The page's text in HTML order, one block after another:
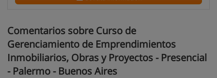
Comentarios sobre Curso de
Gerenciamiento de Emprendimientos
Inmobiliarios, Obras y Proyectos - Presencial
- Palermo - Buenos Aires